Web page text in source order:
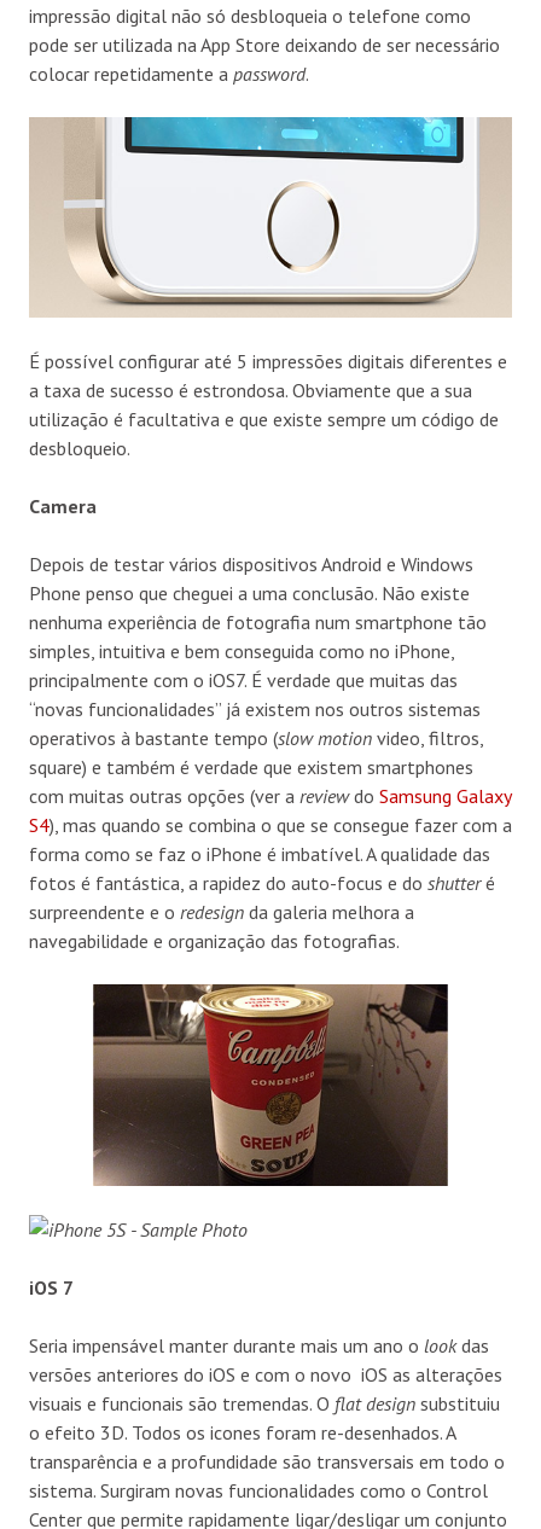
impressão digital não só desbloqueia o telefone como
pode ser utilizada na App Store deixando de ser necessário
colocar repetidamente a password.
É possível configurar até 5 impressões digitais diferentes e
a taxa de sucesso é estrondosa. Obviamente que a sua
utilização é facultativa e que existe sempre um código de
desbloqueio.
Camera
Depois de testar vários dispositivos Android e Windows
Phone penso que cheguei a uma conclusão. Não existe
nenhuma experiência de fotografia num smartphone tão
simples, intuitiva e bem conseguida como no iPhone,
principalmente com o iOS7. É verdade que muitas das
“novas funcionalidades” já existem nos outros sistemas
operativos à bastante tempo (slow motion video, filtros,
square) e também é verdade que existem smartphones
com muitas outras opções (ver a reviewdo Samsung Galaxy
S4), mas quando se combina o que se consegue fazer com a
forma como se faz o iPhone é imbatível. A qualidade das
fotos é fantástica, a rapidez do auto-focus e do shutteré
surpreendente e o redesign da galeria melhora a
navegabilidade e organização das fotografias.
iOS 7
Seria impensável manter durante mais um ano o lookdas
versões anteriores do iOS e com o novo iOS as alterações
visuais e funcionais são tremendas. O flat design substituiu
o efeito 3D. Todos os icones foram re-desenhados. A
transparência e a profundidade são transversais em todo o
sistema. Surgiram novas funcionalidades como o Control
Center que permite rapidamente ligar/desligar um conjunto